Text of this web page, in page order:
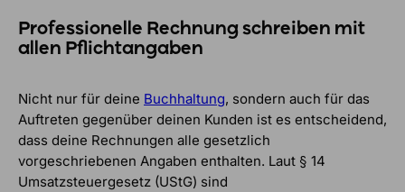
Professionelle Rechnung schreiben mit
allen Pflichtangaben
Nicht nur für deine Buchhaltung, sondern auch für das
Auftreten gegenüber deinen Kunden ist es entscheidend,
dass deine Rechnungen alle gesetzlich
vorgeschriebenen Angaben enthalten. Laut § 14
Umsatzsteuergesetz (UStG) sind